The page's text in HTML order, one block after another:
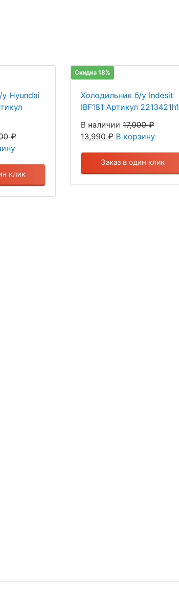
Hyundai
₽
клик
Скидка 18%
Холодильник б/у Indesit
IBF181 Артикул 2213421h1
В наличии 17,000₽
13,990 ₽ В корзину
Заказ в один клик